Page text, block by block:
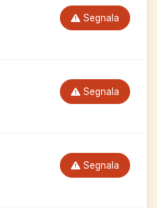
Segnala
Segnala
Segnala